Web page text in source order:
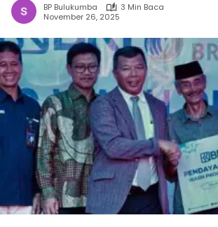
BP Bulukumba
3 Min Baca
November 26, 2025